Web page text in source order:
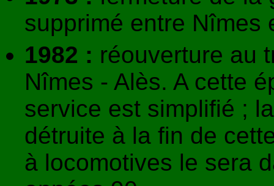
supprimé entre Nîmes
1982 : réouverture au
Nîmes - Alès. A cette
service est simplifié ;
détruite à la fin de
à locomotives le sera